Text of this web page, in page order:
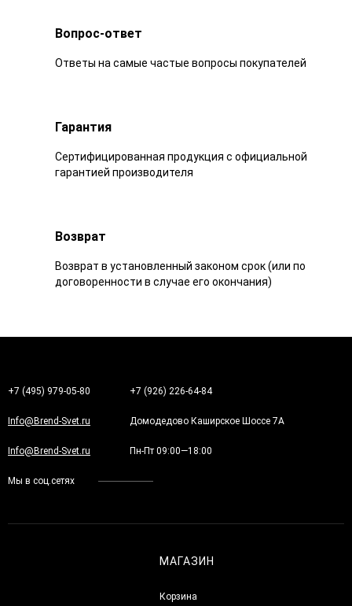
Вопрос-ответ
Ответы на самые частые вопросы покупателей
Гарантия
Сертифицированная продукция с официальной
гарантией производителя
Возврат
Возврат в установленный законом срок (или по
договоренности в случае его окончания)
+7 (495) 979-05-80 +7 (926) 226-64-84
Info@Brend-Svet.ru Домодедово Каширское Шоссе 7А
Info@Brend-Svet.ru Пн-Пт 09:00—18:00
Мы в соц.сетях
МАГАЗИН
Корзина